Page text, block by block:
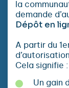
la
demande
Dépôt en
A partir du
Cela signifie :
Un gain